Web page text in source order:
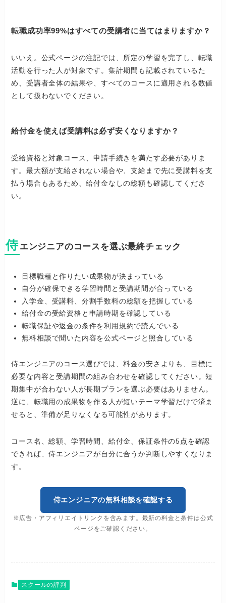
転職成功率99%はすべての受講者に当てはまりますか？
いいえ。公式ページの注記では、所定の学習を完了し、転職
活動を行った人が対象です。集計期間も記載されているた
め、受講者全体の結果や、すべてのコースに適用される数値
として扱わないでください。
給付金を使えば受講料は必ず安くなりますか？
受給資格と対象コース、申請手続きを満たす必要がありま
す。最大額が支給されない場合や、支給まで先に受講料を支
払う場合もあるため、給付金なしの総額も確認してくださ
い。
侍エンジニアのコースを選ぶ最終チェック
目標職種と作りたい成果物が決まっている
自分が確保できる学習時間と受講期間が合っている
入学金、受講料、分割手数料の総額を把握している
給付金の受給資格と申請時期を確認している
転職保証や返金の条件を利用規約で読んでいる
無料相談で聞いた内容を公式ページと照合している
侍エンジニアのコース選びでは、料金の安さよりも、目標に
必要な内容と受講期間の組み合わせを確認してください。短
期集中が合わない人が長期プランを選ぶ必要はありません。
逆に、転職用の成果物を作る人が短いテーマ学習だけで済ま
せると、準備が足りなくなる可能性があります。
コース名、総額、学習時間、給付金、保証条件の5点を確認
できれば、侍エンジニアが自分に合うか判断しやすくなりま
す。
侍エンジニアの無料相談を確認する
※広告・アフィリエイトリンクを含みます。最新の料金と条件は公式
ページをご確認ください。
スクールの評判